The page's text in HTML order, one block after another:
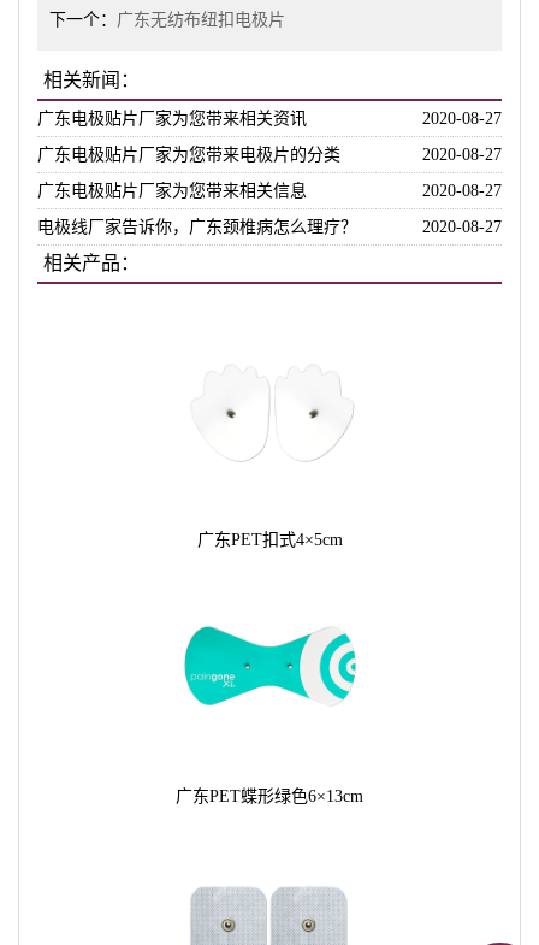
下一个： 广东无纺布纽扣电极片
相关新闻：
广东电极贴片厂家为您带来相关资讯
2020-08-27
广东电极贴片厂家为您带来电极片的分类
2020-08-27
广东电极贴片厂家为您带来相关信息
2020-08-27
电极线厂家告诉你，广东颈椎病怎么理疗？
2020-08-27
相关产品：
广东PET扣式4×5cm
广东PET蝶形绿色6×13cm